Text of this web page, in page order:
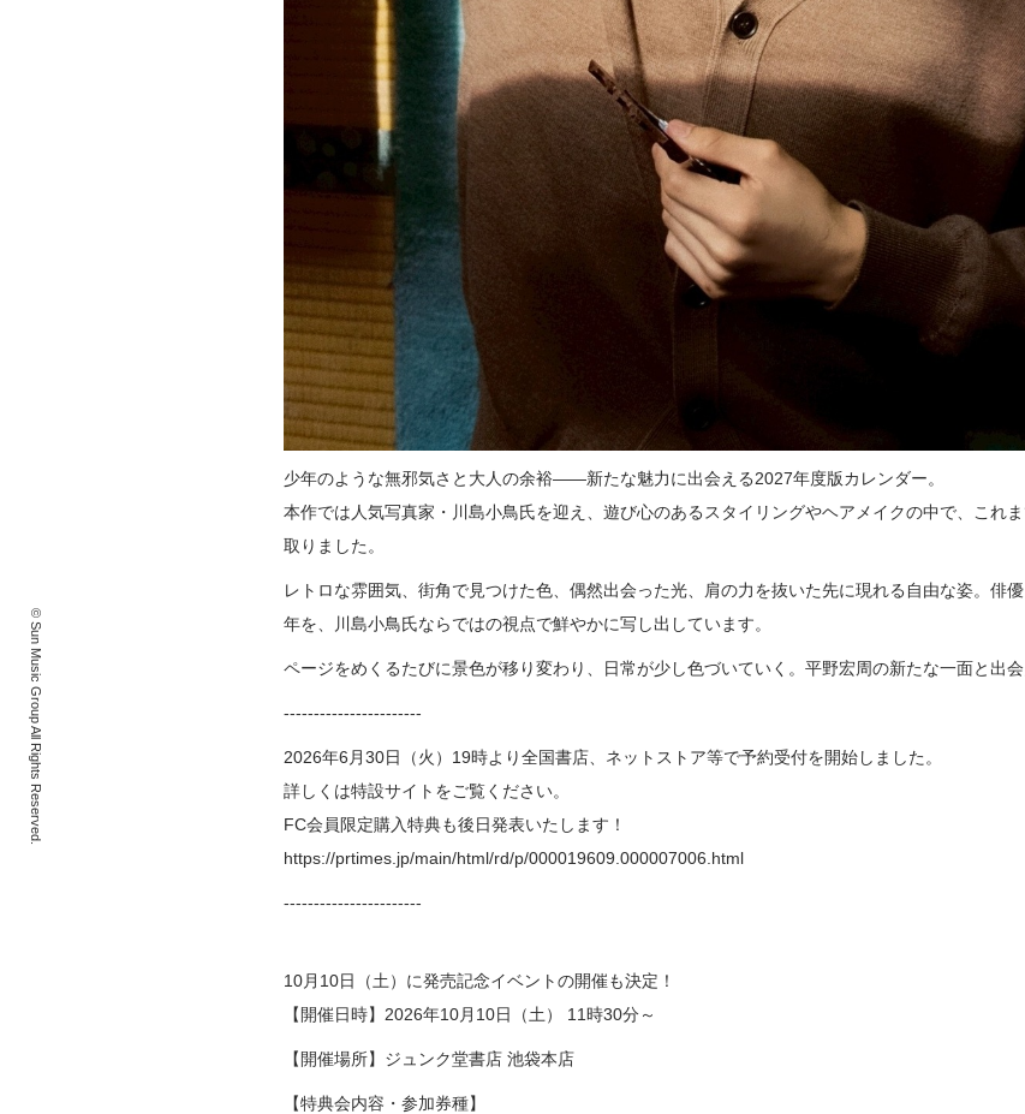
© Sun Music Group All Rights Reserved.
少年のような無邪気さと大人の余裕――新たな魅力に出会える2027年度版カレンダー。
本作では人気写真家・川島小鳥氏を迎え、遊び心のあるスタイリングやヘアメイクの中で、これ
取りました。
レトロな雰囲気、街角で見つけた色、偶然出会った光、肩の力を抜いた先に現れる自由な姿。俳
年を、川島小鳥氏ならではの視点で鮮やかに写し出しています。
ページをめくるたびに景色が移り変わり、日常が少し色づいていく。平野宏周の新たな一面と出
-----------------------
2026年6月30日（火）19時より全国書店、ネットストア等で予約受付を開始しました。
詳しくは特設サイトをご覧ください。
FC会員限定購入特典も後日発表いたします！
https://prtimes.jp/main/html/rd/p/000019609.000007006.html
-----------------------
10月10日（土）に発売記念イベントの開催も決定！
【開催日時】2026年10月10日（土） 11時30分～
【開催場所】ジュンク堂書店 池袋本店
【特典会内容・参加券種】